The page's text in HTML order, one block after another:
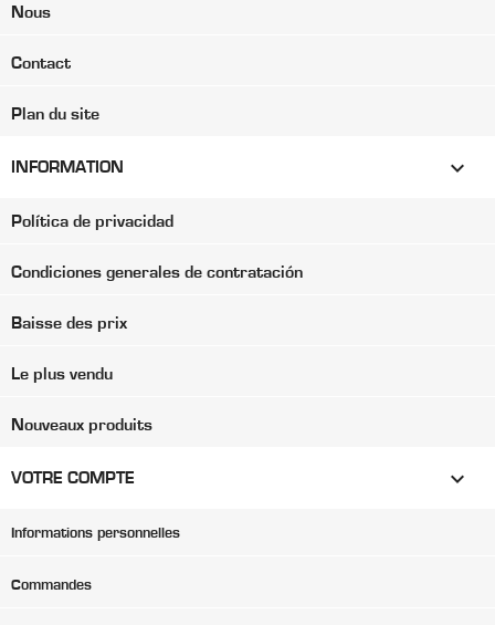
Nous
Contact
Plan du site
INFORMATION 
Política de privacidad
Condiciones generales de contratación
Baisse des prix
Le plus vendu
Nouveaux produits
VOTRE COMPTE 
Informations personnelles
Commandes